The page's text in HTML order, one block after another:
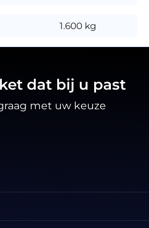
1.600 kg
dat bij u past
met uw keuze